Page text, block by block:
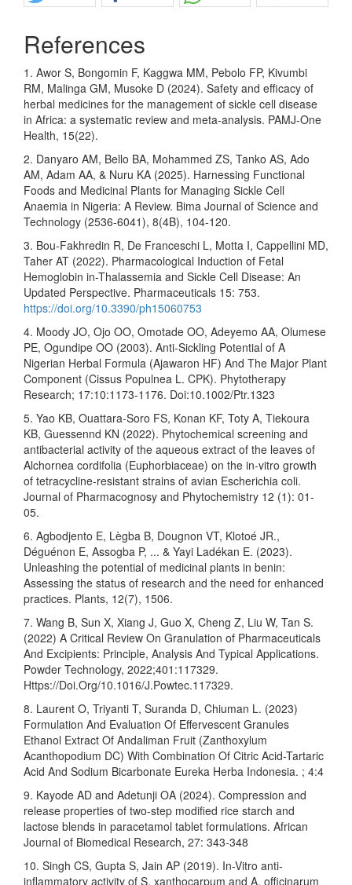
References
1. Awor S, Bongomin F, Kaggwa MM, Pebolo FP, Kivumbi
RM, Malinga GM, Musoke D (2024). Safety and efficacy of
herbal medicines for the management of sickle cell disease
in Africa: a systematic review and meta-analysis. PAMJ-One
Health, 15(22).
2. Danyaro AM, Bello BA, Mohammed ZS, Tanko AS, Ado
AM, Adam AA, & Nuru KA (2025). Harnessing Functional
Foods and Medicinal Plants for Managing Sickle Cell
Anaemia in Nigeria: A Review. Bima Journal of Science and
Technology (2536-6041), 8(4B), 104-120.
3. Bou-Fakhredin R, De Franceschi L, Motta I, Cappellini MD,
Taher AT (2022). Pharmacological Induction of Fetal
Hemoglobin in-Thalassemia and Sickle Cell Disease: An
Updated Perspective. Pharmaceuticals 15: 753.
https://doi.org/10.3390/ph15060753
4. Moody JO, Ojo OO, Omotade OO, Adeyemo AA, Olumese
PE, Ogundipe OO (2003). Anti-Sickling Potential of A
Nigerian Herbal Formula (Ajawaron HF) And The Major Plant
Component (Cissus Populnea L. CPK). Phytotherapy
Research; 17:10:1173-1176. Doi:10.1002/Ptr.1323
5. Yao KB, Ouattara-Soro FS, Konan KF, Toty A, Tiekoura
KB, Guessennd KN (2022). Phytochemical screening and
antibacterial activity of the aqueous extract of the leaves of
Alchornea cordifolia (Euphorbiaceae) on the in-vitro growth
of tetracycline-resistant strains of avian Escherichia coli.
Journal of Pharmacognosy and Phytochemistry 12 (1): 01-
05.
6. Agbodjento E, Lègba B, Dougnon VT, Klotoé JR.,
Déguénon E, Assogba P, ... & Yayi Ladékan E. (2023).
Unleashing the potential of medicinal plants in benin:
Assessing the status of research and the need for enhanced
practices. Plants, 12(7), 1506.
7. Wang B, Sun X, Xiang J, Guo X, Cheng Z, Liu W, Tan S.
(2022) A Critical Review On Granulation of Pharmaceuticals
And Excipients: Principle, Analysis And Typical Applications.
Powder Technology, 2022;401:117329.
Https://Doi.Org/10.1016/J.Powtec.117329.
8. Laurent O, Triyanti T, Suranda D, Chiuman L. (2023)
Formulation And Evaluation Of Effervescent Granules
Ethanol Extract Of Andaliman Fruit (Zanthoxylum
Acanthopodium DC) With Combination Of Citric Acid-Tartaric
Acid And Sodium Bicarbonate Eureka Herba Indonesia. ; 4:4
9. Kayode AD and Adetunji OA (2024). Compression and
release properties of two-step modified rice starch and
lactose blends in paracetamol tablet formulations. African
Journal of Biomedical Research, 27: 343-348
10. Singh CS, Gupta S, Jain AP (2019). In-Vitro anti-
inflammatory activity of S. xanthocarpum and A. officinarum